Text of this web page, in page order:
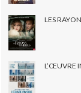
LES
L’ŒUVRE